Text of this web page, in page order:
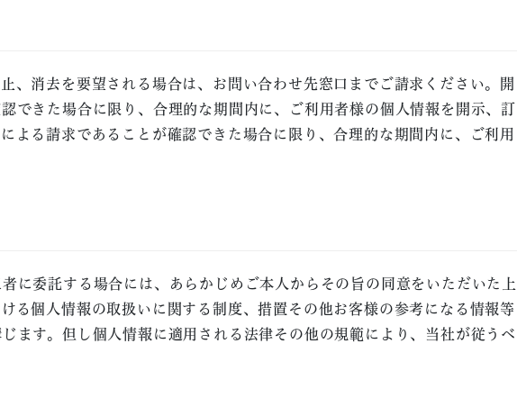
、消去を要望される場合は、お問い合わせ先窓口までご請求ください。開
できた場合に限り、合理的な期間内に、ご利用者様の個人情報を開示、訂
よる請求であることが確認できた場合に限り、合理的な期間内に、ご利用
に委託する場合には、あらかじめご本人からその旨の同意をいただいた上
る個人情報の取扱いに関する制度、措置その他お客様の参考になる情報等
ます。但し個人情報に適用される法律その他の規範により、当社が従うべ